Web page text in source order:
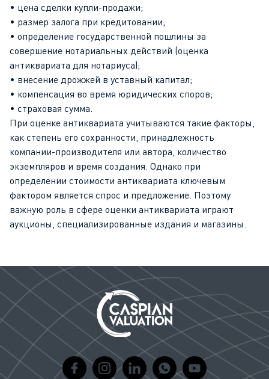
• цена сделки купли-продажи;
• размер залога при кредитовании;
• определение государственной пошлины за
совершение нотариальных действий (оценка
антиквариата для нотариуса);
• внесение дрожжей в уставный капитал;
• компенсация во время юридических споров;
• страховая сумма.
При оценке антиквариата учитываются такие факторы,
как степень его сохранности, принадлежность
компании-производителя или автора, количество
экземпляров и время создания. Однако при
определении стоимости антиквариата ключевым
фактором является спрос и предложение. Поэтому
важную роль в сфере оценки антиквариата играют
аукционы, специализированные издания и магазины.